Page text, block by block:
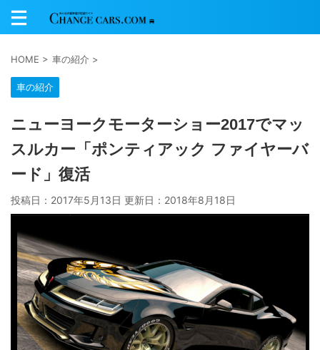
HOME > 車の紹介 >
車の紹介
ニューヨークモーターショー2017でマッ
スルカー「ポンティアック ファイヤーバ
ード」復活
投稿日：2017年5月13日 更新日： 2018年8月18日